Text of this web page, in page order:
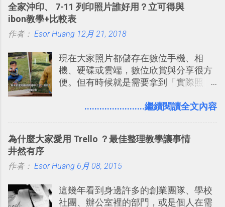
線，對商務需求來說可以打造出一張一
張資料地圖（例如我之前在製作一本新
書時建立的「 台灣推薦空拍地點地圖
規劃自助旅行路線！ Google 「我的地
圖」在規劃自助旅行路線時可以解決許
多問題： 國外地點名稱地址常常難懂，
稱。 在規劃路線之外，自訂地圖還能補
時帶來好心情，二方面事後就是最好的
享合作，讓彼此都能在手機上查看這次
全家沖印、 7-11 列印照片誰好用？立可得與
ibon教學+比較表
作者： Esor Huang 12月 21, 2018
現在大家照片都儲存在數位手機、相
機、硬碟或雲端，數位欣賞與分享很方
便。但有時候就是需要拿到「實際照
要製作家庭相框 用照片來當小禮物 把照
片？而且最好能不花時間、立即拿到、
（或是沒有好的印表機），又不想跑照
提供了印照片的服務 ，而且價格不貴，
可以立即拿到，操作流程也十分簡單。
........................繼續閱讀全文內容
為什麼大家愛用 Trello ？最佳整理教學讓事情
井然有序
作者： Esor Huang 6月 08, 2015
這幾年看到身邊許多的創業團隊、學校
社團、辦公室裡的部門，或是個人在需